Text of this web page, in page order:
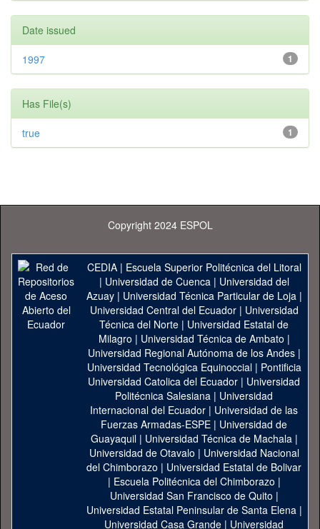
Date issued
1
1997
Has File(s)
1
true
Copyright 2024 ESPOL
CEDIA| Escuela Superior Politécnica del Litoral
| Universidad de Cuenca| Universidad del
Azuay| Universidad Técnica Particular de Loja|
Universidad Central del Ecuador| Universidad
Técnica del Norte | Universidad Estatal de
Milagro | Universidad Técnica de Ambato |
Universidad Regional Autónoma de los Andes|
Universidad Tecnológica Equinoccial| Pontificia
Universidad Catolica del Ecuador | Universidad
Politécnica Salesiana | Universidad
Internacional del Ecuador | Universidad de las
Fuerzas Armadas-ESPE | Universidad de
Guayaquil| Universidad Técnica de Machala|
Universidad de Otavalo | Universidad Nacional
del Chimborazo | Universidad Estatal de Bolivar
| Escuela Politécnica del Chimborazo |
Universidad San Francisco de Quito |
Universidad Estatal Peninsular de Santa Elena|
Universidad Casa Grande | Universidad